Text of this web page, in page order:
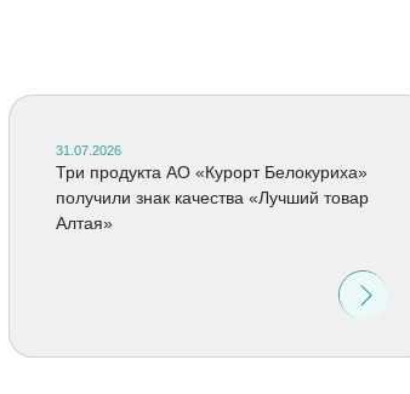
31.07.2026
Три продукта АО «Курорт Белокуриха»
получили знак качества «Лучший товар
Алтая»